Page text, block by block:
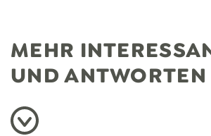
MEHR
UND ANTWORTEN